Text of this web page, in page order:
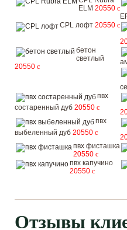
ELM 20550 c
CPL лофт 20550 c
бетон
светлый
20550 c
пвх
состаренный дуб 20550 c
пвх
выбеленный дуб 20550 c
пвх фисташка
20550 c
пвх капучино
20550 c
Отзывы